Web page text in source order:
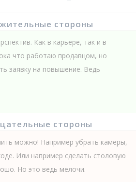
стороны
Как в карьере, так и в
что работаю продавцом, но
заявку на повышение. Ведь
стороны
можно! Например убрать камеры,
Или например сделать столовую
Но это ведь мелочи.